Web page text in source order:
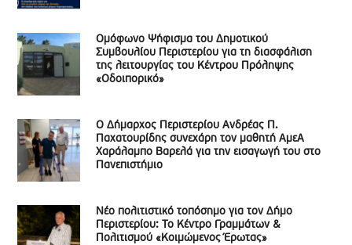
Ομόφωνο Ψήφισμα του Δημοτικού
Συμβουλίου Περιστερίου για τη διασφάλιση
της λειτουργίας του Κέντρου Πρόληψης
«Οδοιπορικό»
Ο Δήμαρχος Περιστερίου Ανδρέας Π.
Παχατουρίδης συνεχάρη τον μαθητή ΑμεΑ
Χαράλαμπο Βαρελά για την εισαγωγή του στο
Πανεπιστήμιο
Νέο πολιτιστικό τοπόσημο για τον Δήμο
Περιστερίου: Το Κέντρο Γραμμάτων &
Πολιτισμού «Κοιμώμενος Έρωτας»